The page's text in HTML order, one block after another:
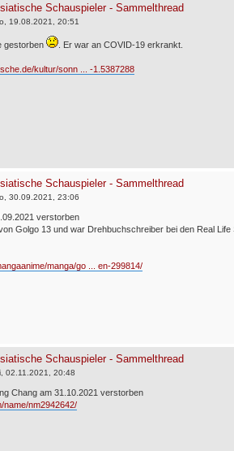
Schauspieler - Sammelthread
19.08.2021, 20:51
gestorben . Er war an COVID-19 erkrankt.
kultur/sonn ... -1.5387288
Schauspieler - Sammelthread
30.09.2021, 23:06
verstorben
Golgo 13 und war Drehbuchschreiber bei den Real Life
manga/go ... en-299814/
Schauspieler - Sammelthread
02.11.2021, 20:48
Chang am 31.10.2021 verstorben
name/nm2942642/